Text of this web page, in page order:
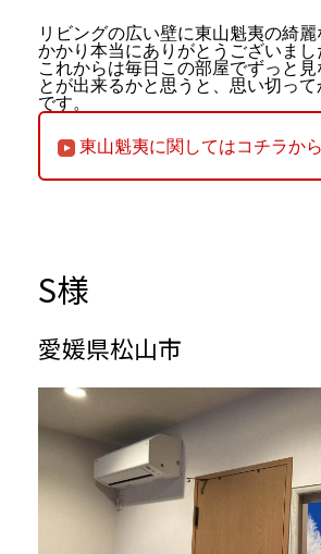
リビングの広い壁に東山魁夷の綺
かかり本当にありがとうございまし
これからは毎日この部屋でずっと
とが出来るかと思うと、思い切っ
です。
東山魁夷に関してはコチラから
S様
愛媛県松山市